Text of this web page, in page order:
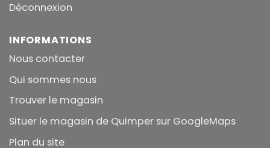
Déconnexion
INFORMATIONS
Nous contacter
Qui sommes nous
Trouver le magasin
Situer le magasin de Quimper sur GoogleMaps
Plan du site